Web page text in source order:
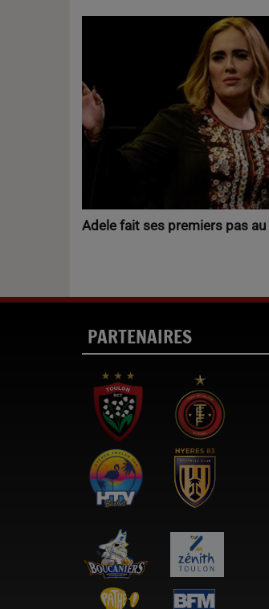
Adele fait ses premiers pas au
PARTENAIRES